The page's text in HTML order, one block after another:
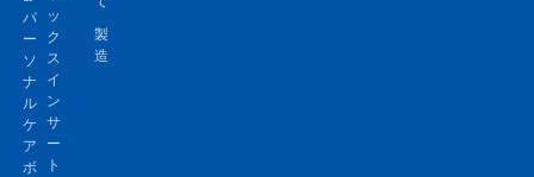
パ
ー
ソ
ナ
ル
ケ
ア
ボ
ッ
ク
ス
イ
ン
サ
ー
ト
製
造